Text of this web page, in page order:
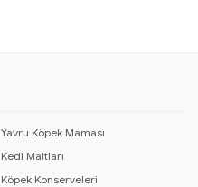
Yavru Köpek Maması
Kedi Maltları
Köpek Konserveleri